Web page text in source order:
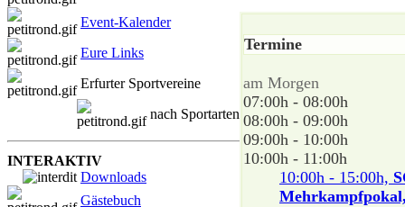
Event-Kalender
Eure Links
Erfurter Sportvereine
nach Sportarten
INTERAKTIV
Downloads
Gästebuch
Termine
am Morgen
07:00h - 08:00h
08:00h - 09:00h
09:00h - 10:00h
10:00h - 11:00h
10:00h - 15:00h,